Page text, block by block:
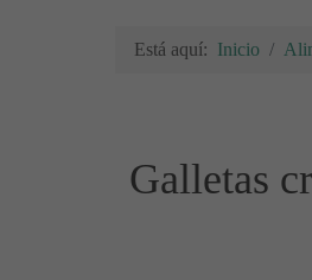
Está aquí: Inicio
Galletas